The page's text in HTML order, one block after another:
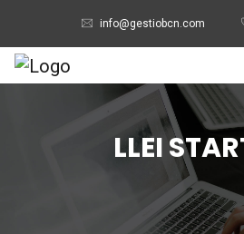
info@gestiobcn.com
LLEI